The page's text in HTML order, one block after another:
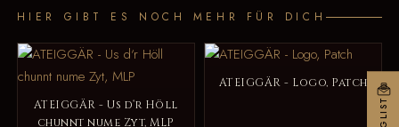
HIER GIBT ES NOCH MEHR FÜR DICH
ATEIGGÄR - Us d‘r Höll
chunnt nume Zyt, MLP
ATEIGGÄR - Logo, Patch